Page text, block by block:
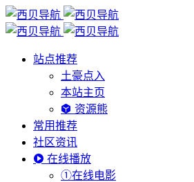
站点推荐
土豪点入
本站主页
资源熊
常用推荐
社区资讯
在线播放
①在线电影